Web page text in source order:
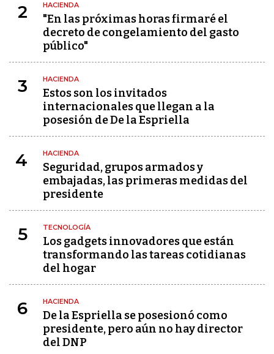
2 HACIENDA
"En las próximas horas firmaré el
decreto de congelamiento del gasto
público"
3 HACIENDA
Estos son los invitados
internacionales que llegan a la
posesión de De la Espriella
4 HACIENDA
Seguridad, grupos armados y
embajadas, las primeras medidas del
presidente
5 TECNOLOGÍA
Los gadgets innovadores que están
transformando las tareas cotidianas
del hogar
6 HACIENDA
De la Espriella se posesionó como
presidente, pero aún no hay director
del DNP